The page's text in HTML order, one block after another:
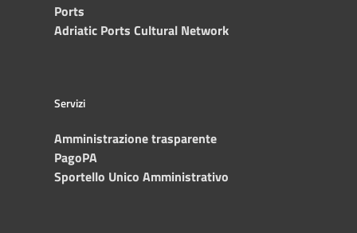
Ports
Adriatic Ports Cultural Network
Servizi
Amministrazione trasparente
PagoPA
Sportello Unico Amministrativo